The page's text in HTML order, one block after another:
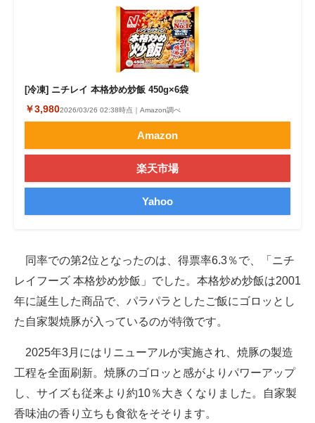
[冷凍] ニチレイ 本格炒め炒飯 450g×6袋
￥3,9802026/03/26 02:38時点｜Amazon調べ
Amazon
楽天市場
Yahoo
同率での第2位となったのは、得票率6.3％で、「ニチ
レイフーズ 本格炒め炒飯」でした。本格炒め炒飯は2001
年に誕生した商品で、パラパラとしたご飯にゴロッとし
た自家製焼豚が入っているのが特徴です。
2025年3月にはリニューアルが実施され、焼豚の製造
工程を全面刷新。焼豚のゴロッと感がよりパワーアップ
し、サイズも従来より約10％大きくなりました。自家製
香味油の香り立ちも食欲をそそります。